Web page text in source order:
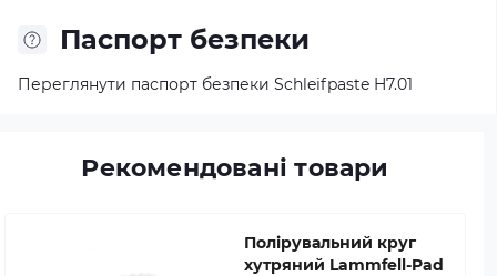
Паспорт безпеки
Переглянути паспорт безпеки Schleifpaste H7.01
Рекомендовані товари
Полірувальний круг
хутряний Lammfell-Pad